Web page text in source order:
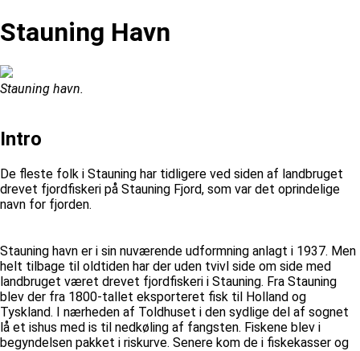
Stauning Havn
Stauning havn.
Intro
De fleste folk i Stauning har tidligere ved siden af landbruget
drevet fjordfiskeri på Stauning Fjord, som var det oprindelige
navn for fjorden.
Stauning havn er i sin nuværende udformning anlagt i 1937. Men
helt tilbage til oldtiden har der uden tvivl side om side med
landbruget været drevet fjordfiskeri i Stauning. Fra Stauning
blev der fra 1800-tallet eksporteret fisk til Holland og
Tyskland. I nærheden af Toldhuset i den sydlige del af sognet
lå et ishus med is til nedkøling af fangsten. Fiskene blev i
begyndelsen pakket i riskurve. Senere kom de i fiskekasser og